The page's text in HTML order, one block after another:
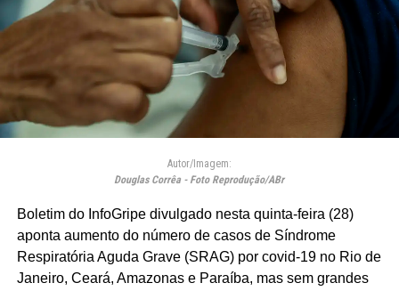
Autor/Imagem:
Douglas Corrêa - Foto Reprodução/ABr
Boletim do InfoGripe divulgado nesta quinta-feira (28)
aponta aumento do número de casos de Síndrome
Respiratória Aguda Grave (SRAG) por covid-19 no Rio de
Janeiro, Ceará, Amazonas e Paraíba, mas sem grandes